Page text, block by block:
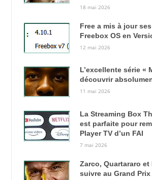
18 mai 2026
Free a mis à jour
Freebox OS en
12 mai 2026
L’excellente série «
découvrir
11 mai 2026
La Streaming Box
est parfaite pour
Player TV d’un FAI
7 mai 2026
Zarco, Quartararo et
suivre au Grand